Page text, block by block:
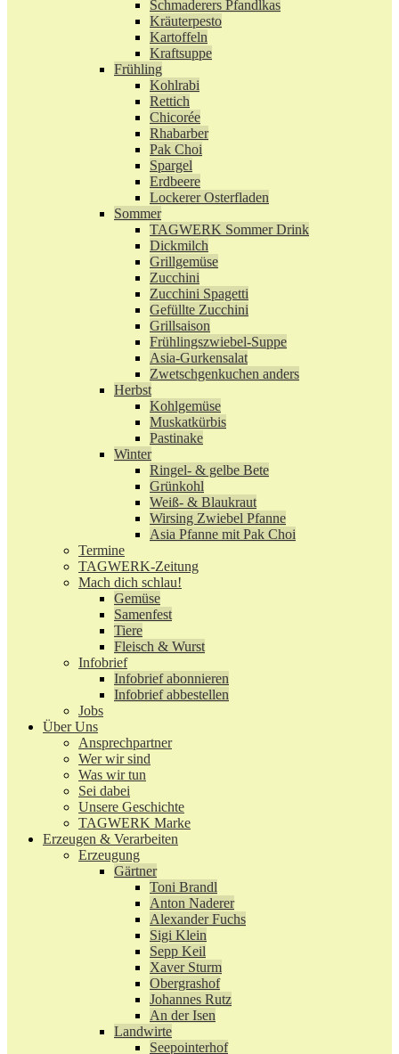
Schmaderers Pfandlkas
Kräuterpesto
Kartoffeln
Kraftsuppe
Frühling
Kohlrabi
Rettich
Chicorée
Rhabarber
Pak Choi
Spargel
Erdbeere
Lockerer Osterfladen
Sommer
TAGWERK Sommer Drink
Dickmilch
Grillgemüse
Zucchini
Zucchini Spagetti
Gefüllte Zucchini
Grillsaison
Frühlingszwiebel-Suppe
Asia-Gurkensalat
Zwetschgenkuchen anders
Herbst
Kohlgemüse
Muskatkürbis
Pastinake
Winter
Ringel- & gelbe Bete
Grünkohl
Weiß- & Blaukraut
Wirsing Zwiebel Pfanne
Asia Pfanne mit Pak Choi
Termine
TAGWERK-Zeitung
Mach dich schlau!
Gemüse
Samenfest
Tiere
Fleisch & Wurst
Infobrief
Infobrief abonnieren
Infobrief abbestellen
Jobs
Über Uns
Ansprechpartner
Wer wir sind
Was wir tun
Sei dabei
Unsere Geschichte
TAGWERK Marke
Erzeugen & Verarbeiten
Erzeugung
Gärtner
Toni Brandl
Anton Naderer
Alexander Fuchs
Sigi Klein
Sepp Keil
Xaver Sturm
Obergrashof
Johannes Rutz
An der Isen
Landwirte
Seepointerhof